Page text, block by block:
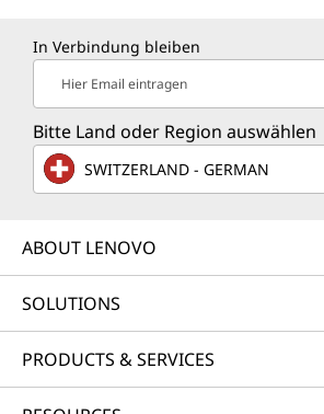
In Verbindung bleiben
Hier Email eintragen
Bitte Land oder Region auswählen
SWITZERLAND - GERMAN
ABOUT LENOVO
SOLUTIONS
PRODUCTS & SERVICES